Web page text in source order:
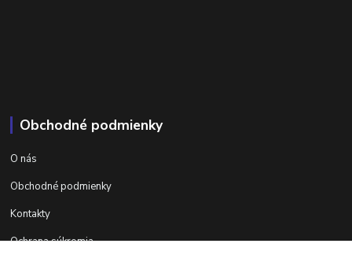
Obchodné podmienky
O nás
Obchodné podmienky
Kontakty
Ochrana súkromia